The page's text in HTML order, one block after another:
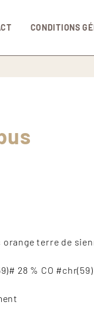
CONDITIONS
terre de
28 % CO